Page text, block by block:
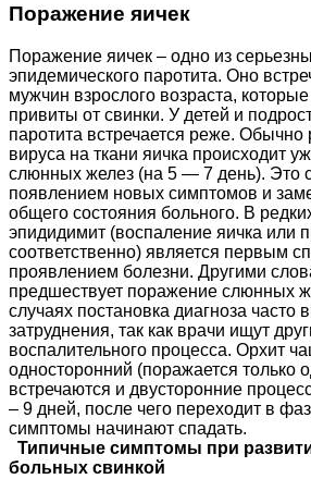
Поражение яичек
Поражение яичек – одно из
эпидемического паротита. Оно
мужчин взрослого возраста,
привиты от свинки. У детей и
паротита встречается реже. Обычно
вируса на ткани яичка происходит
слюнных желез (на 5 — 7 день). Это
появлением новых симптомов и
общего состояния больного. В
эпидидимит (воспаление яичка или
соответственно) является первым
проявлением болезни. Другими
предшествует поражение слюнных
случаях постановка диагноза часто
затруднения, так как врачи ищут
воспалительного процесса. Орхит
односторонний (поражается только
встречаются и двусторонние
– 9 дней, после чего переходит в
симптомы начинают спадать.
Типичные симптомы при
больных свинкой